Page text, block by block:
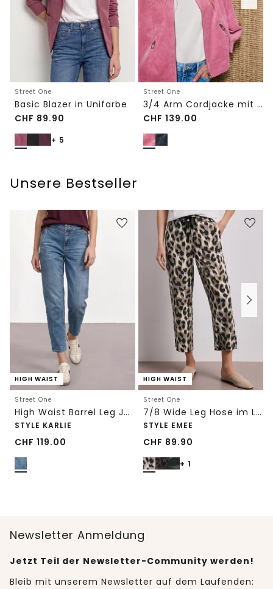
Street One
Basic Blazer in Unifarbe
CHF 89.90
+ 5
Street One
3/4 Arm Cordjacke mit Hemdkragen
CHF 139.00
Unsere Bestseller
HIGH WAIST
Street One
High Waist Barrel Leg Jeans im Loose Fit
STYLE KARLIE
CHF 119.00
HIGH WAIST
Street One
7/8 Wide Leg Hose im Loose Fit mit Print
STYLE EMEE
CHF 89.90
+ 1
Newsletter Anmeldung
Jetzt Teil der Newsletter-Community werden!
Bleib mit unserem Newsletter auf dem Laufenden: